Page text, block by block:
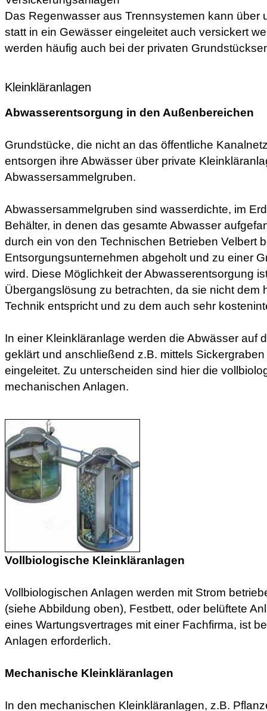
Das Regenwasser aus Trennsystemen kann über
statt in ein Gewässer eingeleitet auch versickert
werden häufig auch bei der privaten
Kleinkläranlagen
Abwasserentsorgung in den Außenbereichen
Grundstücke, die nicht an das öffentliche
entsorgen ihre Abwässer über private
Abwassersammelgruben.
Abwassersammelgruben sind wasserdichte, im
Behälter, in denen das gesamte Abwasser
durch ein von den Technischen Betrieben Velbert
Entsorgungsunternehmen abgeholt und zu einer
wird. Diese Möglichkeit der Abwasserentsorgung
Übergangslösung zu betrachten, da sie nicht dem
Technik entspricht und zu dem auch sehr
In einer Kleinkläranlage werden die Abwässer auf
geklärt und anschließend z.B. mittels
eingeleitet. Zu unterscheiden sind hier die
mechanischen Anlagen.
Vollbiologische Kleinkläranlagen
Vollbiologischen Anlagen werden mit Strom
(siehe Abbildung oben), Festbett, oder belüftete
eines Wartungsvertrages mit einer Fachfirma, ist
Anlagen erforderlich.
Mechanische Kleinkläranlagen
In den mechanischen Kleinkläranlagen, z.B.